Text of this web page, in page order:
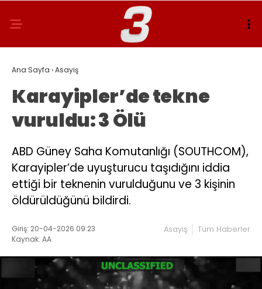
Ana Sayfa ›Asayiş
Karayipler’de tekne
vuruldu: 3 Ölü
ABD Güney Saha Komutanlığı (SOUTHCOM),
Karayipler’de uyuşturucu taşıdığını iddia
ettiği bir teknenin vurulduğunu ve 3 kişinin
öldürüldüğünü bildirdi.
Giriş: 20-04-2026 09:23
Kaynak: AA
Asayiş Tüm Haberler